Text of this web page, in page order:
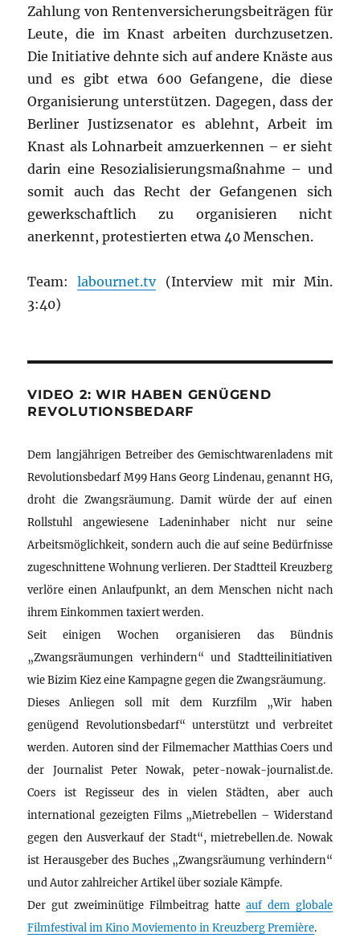
Zahlung von Rentenversicherungsbeiträgen für
Leute, die im Knast arbeiten durchzusetzen.
Die Initiative dehnte sich auf andere Knäste aus
und es gibt etwa 600 Gefangene, die diese
Organisierung unterstützen. Dagegen, dass der
Berliner Justizsenator es ablehnt, Arbeit im
Knast als Lohnarbeit amzuerkennen – er sieht
darin eine Resozialisierungsmaßnahme – und
somit auch das Recht der Gefangenen sich
gewerkschaftlich zu organisieren nicht
anerkennt, protestierten etwa 40 Menschen.
Team:labournet.tv(Interview mit mir Min.
3:40)
VIDEO 2: WIR HABEN GENÜGEND
REVOLUTIONSBEDARF
Dem langjährigen Betreiber des Gemischtwarenladens mit
Revolutionsbedarf M99 Hans Georg Lindenau, genannt HG,
droht die Zwangsräumung. Damit würde der auf einen
Rollstuhl angewiesene Ladeninhaber nicht nur seine
Arbeitsmöglichkeit, sondern auch die auf seine Bedürfnisse
zugeschnittene Wohnung verlieren. Der Stadtteil Kreuzberg
verlöre einen Anlaufpunkt, an dem Menschen nicht nach
ihrem Einkommen taxiert werden.
Seit einigen Wochen organisieren das Bündnis
„Zwangsräumungen verhindern“ und Stadtteilinitiativen
wie Bizim Kiez eine Kampagne gegen die Zwangsräumung.
Dieses Anliegen soll mit dem Kurzfilm „Wir haben
genügend Revolutionsbedarf“ unterstützt und verbreitet
werden. Autoren sind der Filmemacher Matthias Coers und
der Journalist Peter Nowak, peter-nowak-journalist.de.
Coers ist Regisseur des in vielen Städten, aber auch
international gezeigten Films „Mietrebellen – Widerstand
gegen den Ausverkauf der Stadt“, mietrebellen.de. Nowak
ist Herausgeber des Buches „Zwangsräumung verhindern“
und Autor zahlreicher Artikel über soziale Kämpfe.
Der gut zweiminütige Filmbeitrag hatte auf dem globale
Filmfestival im Kino Moviemento in Kreuzberg Première.